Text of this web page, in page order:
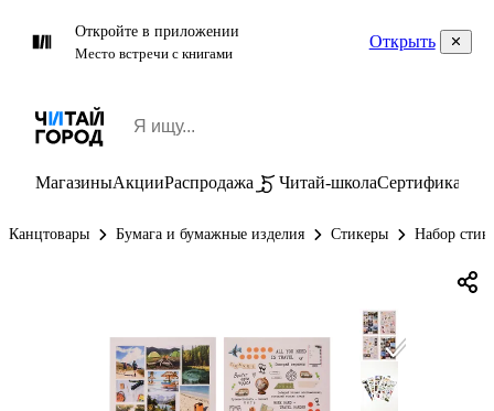
Откройте в приложении
Место встречи с книгами
Открыть
МагазиныАкцииРаспродажа Читай-школаСертификаты
Канцтовары Бумага и бумажные изделия Стикеры Набор